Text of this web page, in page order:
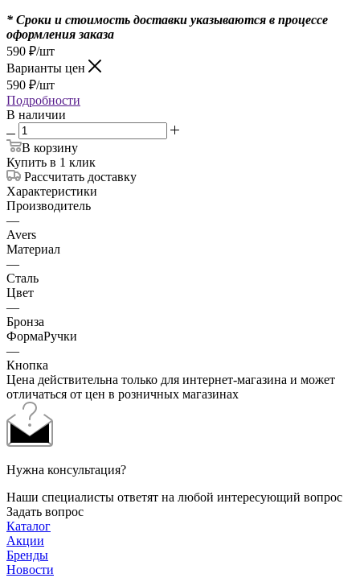
* Сроки и стоимость доставки указываются в процессе
оформления заказа
590 ₽/шт
Варианты цен
590 ₽/шт
Подробности
В наличии
В корзину
Купить в 1 клик
Рассчитать доставку
Характеристики
Производитель
—
Avers
Материал
—
Сталь
Цвет
—
Бронза
ФормаРучки
—
Кнопка
Цена действительна только для интернет-магазина и может
отличаться от цен в розничных магазинах
Нужна консультация?
Наши специалисты ответят на любой интересующий вопрос
Задать вопрос
Каталог
Акции
Бренды
Новости